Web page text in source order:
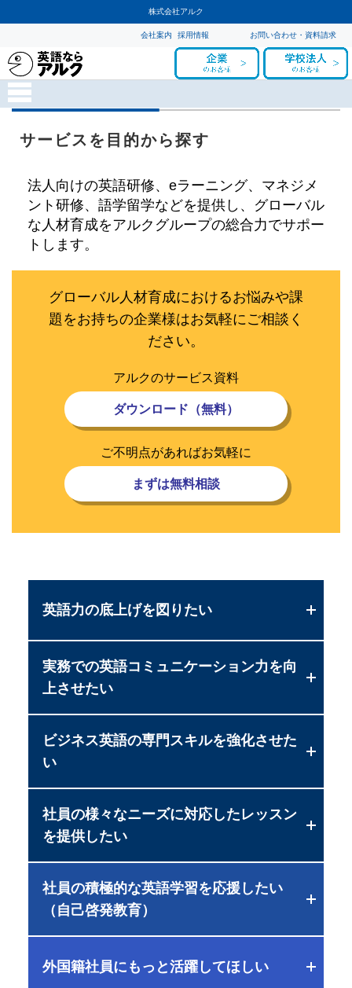
株式会社アルク
お問い合わせ・資料請求
採用情報
会社案内
サービスを目的から探す
法人向けの英語研修、eラーニング、マネジメ
ント研修、語学留学などを提供し、グローバル
な人材育成をアルクグループの総合力でサポー
トします。
グローバル人材育成におけるお悩みや課
題をお持ちの企業様はお気軽にご相談く
ださい。
アルクのサービス資料
ダウンロード（無料）
ご不明点があればお気軽に
まずは無料相談
英語力の底上げを図りたい
英語自己学習法セミナー
自己学習法を劇的に高める学習法を紹介
プレTOEICテスト対策
基礎英文法と基礎リスニング力の習得を目指
します
TOEIC®テスト対策
ます
英語が「聞こえる」脳になる！トレーニング
実務での英語コミュニケーション力を向
上させたい
アウトプット集中強化
ビジネス英語研修
アウトプット力にフォーカスした業務に直結
する英語力習得
4技能強化 ビジネス英語研修
インプット・アウトプットの練習でビジネス
英語力強化
アルクのサービス資料
ビジネス英語の専門スキルを強化させた
い
Email/電話対応/報告書作成
スキル研修
日常的なビジネスコミュニケーションに必須
のスキルを養成
プレゼンテーションスキル研修
聞き手にインパクトを与える効果的なプレゼ
ンスキルの習得
社員の様々なニーズに対応したレッスン
を提供したい
オンラインビジネス英語スクール
5つのビジネス英語コースが受講し放題
英語学習ツール 定額使い放題プラン
社員の積極的な英語学習を応援したい
（自己啓発教育）
ビジネス英語実践レッスン 受け放題プラン
外国籍社員にもっと活躍してほしい